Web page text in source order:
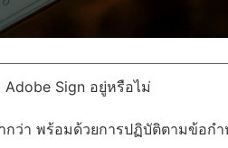
Sign อยู่หรือไม่
กว่า พร้อมด้วยการปฏิบัติตามข้อก